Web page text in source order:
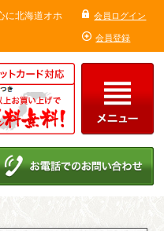
に北海道オホ
会員ログイン
会員登録